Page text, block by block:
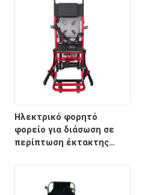
έκτακτης ανάγκης
οπίσθιων στηριγμάτων
Ηλεκτρικό φορητό
φορείο για διάσωση σε
περίπτωση έκτακτης